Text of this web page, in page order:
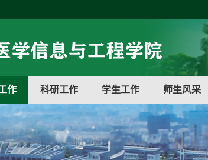
作 科研工作 学生工作 师生风采